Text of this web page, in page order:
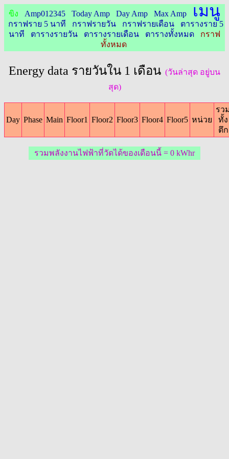
ขิง Amp01 2345 Today Amp Day Amp Max Amp เมนู
กราฟราย 5 นาที กราฟรายวัน กราฟรายเดือน
ตารางราย 5
นาที
ตารางรายวัน ตารางรายเดือน ตารางทั้งหมด
กราฟ
ทั้งหมด
Energy data รายวันใน 1 เดือน (วันล่าสุด อยู่บน
สุด)
Day Phase Main Floor1 Floor2 Floor3 Floor4 Floor5 หน่วย
รว
ทั้ง
ตึก
รวมพลังงานไฟฟ้าที่วัดได้ของเดือนนี้ = 0 kWhr